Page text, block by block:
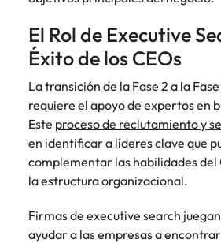
El Rol de Executive
Éxito de los CEOs
La transición de la Fase 2 a la
requiere el apoyo de expertos en
Este proceso de reclutamiento y
en identificar a líderes clave que
complementar las habilidades
la estructura organizacional.
Firmas de executive search
ayudar a las empresas a